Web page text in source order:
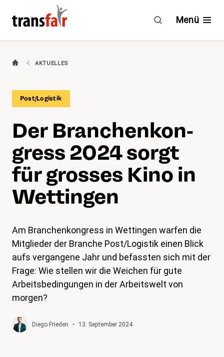
Kino
Aktuelles
magazin
Shop
Kontakt
Familienzeit
Branchen
Engagement
Über transfair
Mitgliedervorteile
Menü
AKTUELLES
Post/Logistik
Der Bran­chen­kon­
gress 2024 sorgt
für grosses Kino in
Wettingen
Am Branchenkongress in Wettingen warfen die
Mitglieder der Branche Post/Logistik einen Blick
aufs vergangene Jahr und befassten sich mit der
Frage: Wie stellen wir die Weichen für gute
Arbeitsbedingungen in der Arbeitswelt von
morgen?
Diego Frieden • 13. September 2024